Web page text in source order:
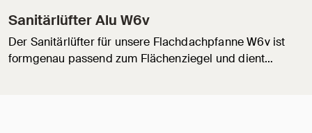
Sanitärlüfter Alu W6v
Der Sanitärlüfter für unsere Flachdachpfanne W6v ist
formgenau passend zum Flächenziegel und dient…